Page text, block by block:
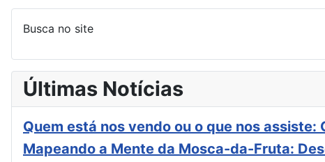
Busca no site
Últimas Notícias
Quem está nos vendo ou o que nos
Mapeando a Mente da Mosca-da-Fruta: